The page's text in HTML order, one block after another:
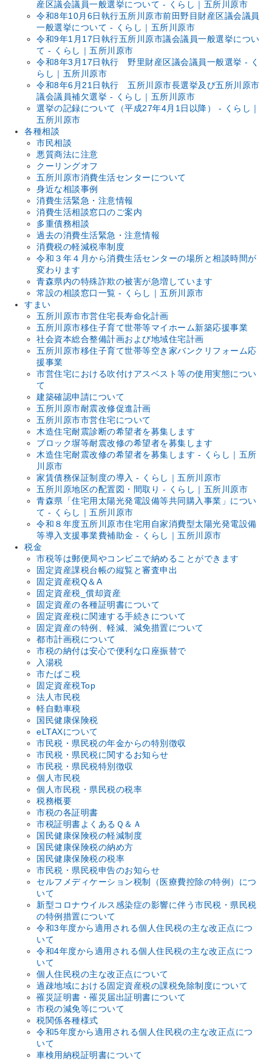
産区議会議員一般選挙について - くらし｜五所川原市
令和8年10月6日執行五所川原市前田野目財産区議会議員
一般選挙について - くらし｜五所川原市
令和9年1月17日執行五所川原市議会議員一般選挙につい
て - くらし｜五所川原市
令和8年3月17日執行 野里財産区議会議員一般選挙 - く
らし｜五所川原市
令和8年6月21日執行 五所川原市長選挙及び五所川原市
議会議員補欠選挙 - くらし｜五所川原市
選挙の記録について（平成27年4月1日以降） - くらし｜
五所川原市
各種相談
市民相談
悪質商法に注意
クーリングオフ
五所川原市消費生活センターについて
身近な相談事例
消費生活緊急・注意情報
消費生活相談窓口のご案内
多重債務相談
過去の消費生活緊急・注意情報
消費税の軽減税率制度
令和３年４月から消費生活センターの場所と相談時間が
変わります
青森県内の特殊詐欺の被害が急増しています
常設の相談窓口一覧 - くらし｜五所川原市
すまい
五所川原市市営住宅長寿命化計画
五所川原市移住子育て世帯等マイホーム新築応援事業
社会資本総合整備計画および地域住宅計画
五所川原市移住子育て世帯等空き家バンクリフォーム応
援事業
市営住宅における吹付けアスベスト等の使用実態につい
て
建築確認申請について
五所川原市耐震改修促進計画
五所川原市市営住宅について
木造住宅耐震診断の希望者を募集します
ブロック塀等耐震改修の希望者を募集します
木造住宅耐震改修の希望者を募集します - くらし｜五所
川原市
家賃債務保証制度の導入 - くらし｜五所川原市
五所川原地区の配置図・間取り - くらし｜五所川原市
青森県「住宅用太陽光発電設備等共同購入事業」につい
て - くらし｜五所川原市
令和８年度五所川原市住宅用自家消費型太陽光発電設備
等導入支援事業費補助金 - くらし｜五所川原市
税金
市税等は郵便局やコンビニで納めることができます
固定資産課税台帳の縦覧と審査申出
固定資産税Q＆A
固定資産税_償却資産
固定資産の各種証明書について
固定資産税に関連する手続きについて
固定資産の特例、軽減、減免措置について
都市計画税について
市税の納付は安心で便利な口座振替で
入湯税
市たばこ税
固定資産税Top
法人市民税
軽自動車税
国民健康保険税
eLTAXについて
市民税・県民税の年金からの特別徴収
市民税・県民税に関するお知らせ
市民税・県民税特別徴収
個人市民税
個人市民税・県民税の税率
税務概要
市税の各証明書
市税証明書よくあるＱ＆Ａ
国民健康保険税の軽減制度
国民健康保険税の納め方
国民健康保険税の税率
市民税・県民税申告のお知らせ
セルフメディケーション税制（医療費控除の特例）につ
いて
新型コロナウイルス感染症の影響に伴う市民税・県民税
の特例措置について
令和3年度から適用される個人住民税の主な改正点につ
いて
令和4年度から適用される個人住民税の主な改正点につ
いて
個人住民税の主な改正点について
過疎地域における固定資産税の課税免除制度について
罹災証明書・罹災届出証明書について
市税の減免等について
税関係各種様式
令和5年度から適用される個人住民税の主な改正点につ
いて
車検用納税証明書について